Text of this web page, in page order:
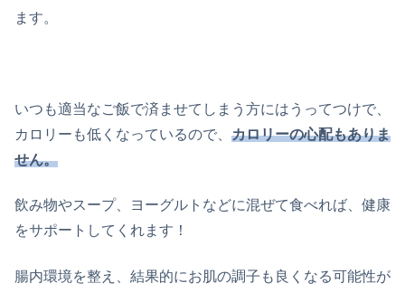
ます。
いつも適当なご飯で済ませてしまう方にはうってつけで、
カロリーも低くなっているので、 カロリーの心配もありま
せん。
飲み物やスープ、ヨーグルトなどに混ぜて食べれば、健康
をサポートしてくれます！
腸内環境を整え、結果的にお肌の調子も良くなる可能性が